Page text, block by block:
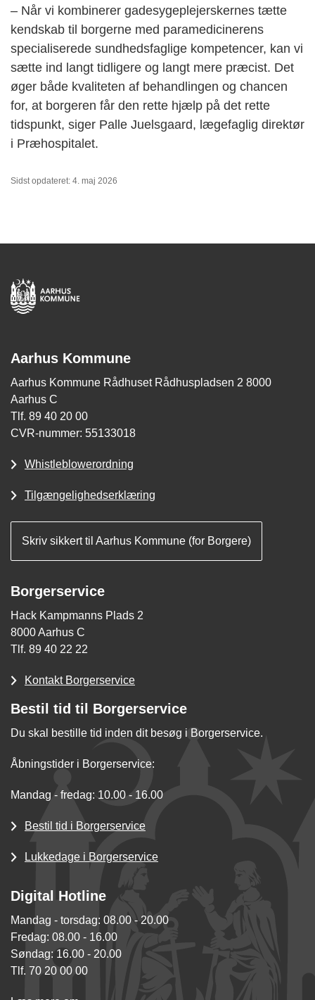
– Når vi kombinerer gadesygeplejerskernes tætte
kendskab til borgerne med paramedicinerens
specialiserede sundhedsfaglige kompetencer, kan vi
sætte ind langt tidligere og langt mere præcist. Det
øger både kvaliteten af behandlingen og chancen
for, at borgeren får den rette hjælp på det rette
tidspunkt, siger Palle Juelsgaard, lægefaglig direktør
i Præhospitalet.
Sidst opdateret: 4. maj 2026
Aarhus Kommune
Aarhus Kommune Rådhuset Rådhuspladsen 2 8000
Aarhus C
Tlf. 89 40 20 00
CVR-nummer: 55133018
Whistleblowerordning
Tilgængelighedserklæring
Skriv sikkert til Aarhus Kommune (for Borgere)
Borgerservice
Hack Kampmanns Plads 2
8000 Aarhus C
Tlf. 89 40 22 22
Kontakt Borgerservice
Bestil tid til Borgerservice
Du skal bestille tid inden dit besøg i Borgerservice.
Åbningstider i Borgerservice:
Mandag - fredag: 10.00 - 16.00
Bestil tid i Borgerservice
Lukkedage i Borgerservice
Digital Hotline
Mandag - torsdag: 08.00 - 20.00
Fredag: 08.00 - 16.00
Søndag: 16.00 - 20.00
Tlf. 70 20 00 00